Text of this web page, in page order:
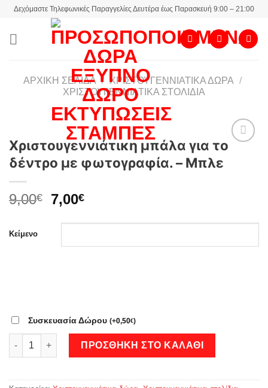
Skip
content
Δεχόμαστε Τηλεφωνικές Παραγγελίες Δευτέρα έως Παρασκευή 9:00 – 21:00
ΑΡΧΙΚΉ ΣΕΛΊΔΑ / ΧΡΙΣΤΟΥΓΕΝΝΙΆΤΙΚΑ ΔΏΡΑ /
ΧΡΙΣΤΟΥΓΕΝΝΙΆΤΙΚΑ ΣΤΟΛΊΔΙΑ
Χριστουγεννιάτικη μπάλα για το
δέντρο με φωτογραφία. – Μπλε
9,00€
Original
was:
7,00€Η
τιμή
Κείμενο
Συσκευασία Δώρου (+0,50€)
Χριστουγεννιάτικη μπάλα για το δέντρο με φωτογραφία. -
ΠΡΟΣΘΉΚΗ ΣΤΟ ΚΑΛΆΘΙ